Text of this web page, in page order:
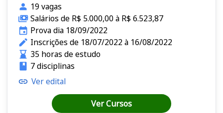
19 vagas
Salários de R$ 5.000,00 à R$ 6.523,87
Prova dia 18/09/2022
Inscrições de 18/07/2022 à 16/08/2022
35 horas de estudo
7 disciplinas
Ver edital
Ver Cursos